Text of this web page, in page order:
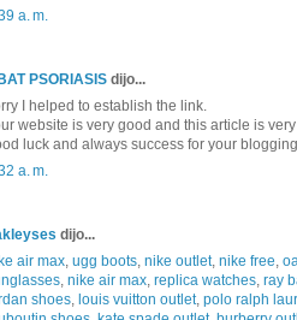
a. m.
PSORIASIS dijo...
I helped to establish the link.
website is very good and this article is
luck and always success for your
a. m.
dijo...
air max, ugg boots, nike outlet, nike free,
, nike air max, replica watches, ray
shoes, louis vuitton outlet, polo ralph